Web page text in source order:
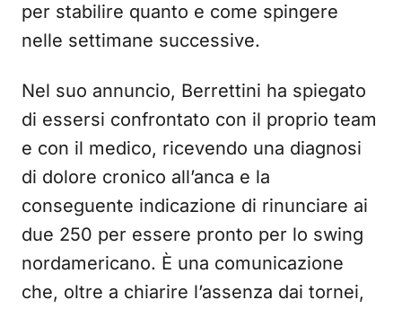
per stabilire quanto e come spingere
nelle settimane successive.
Nel suo annuncio, Berrettini ha spiegato
di essersi confrontato con il proprio team
e con il medico, ricevendo una diagnosi
di dolore cronico all’anca e la
conseguente indicazione di rinunciare ai
due 250 per essere pronto per lo swing
nordamericano. È una comunicazione
che, oltre a chiarire l’assenza dai tornei,